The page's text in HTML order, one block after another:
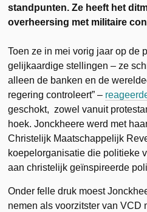
standpunten. Ze heeft het
overheersing met militaire
Toen ze in mei vorig jaar op de
gelijkaardige stellingen – ze
alleen de banken en de
regering controleert” –
geschokt, zowel vanuit
hoek. Jonckheere werd met
Christelijk Maatschappelijk
koepelorganisatie die politieke
aan christelijk geïnspireerde
Onder felle druk moest
nemen als voorzitster van VCD